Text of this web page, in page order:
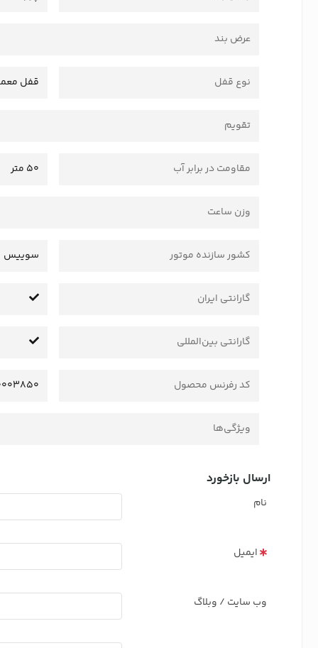
عرض بند
نوع قفل قفل
تقویم
مقاومت در برابر آب 50 متر
وزن ساعت
کشور سازنده موتور سوییس
گارانتی ایران
گارانتی بین‌المللی
کد رفرنس محصول
ویژگی‌ها
ارسال بازخورد
نام
ایمیل
وب سایت / وبلاگ